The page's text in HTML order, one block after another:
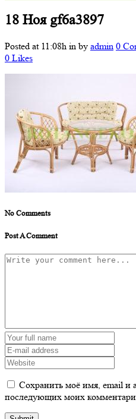
18 Нояgf6a3897
Posted at 11:08h in by admin 0
0 Likes
No Comments
Post A Comment
Сохранить моё имя, email и
последующих моих